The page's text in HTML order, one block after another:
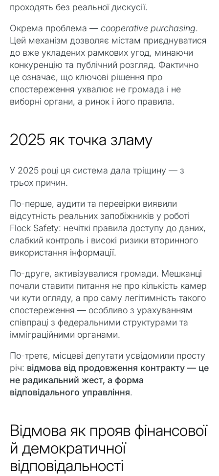
проходять без реальної дискусії.
Окрема проблема — cooperative purchasing.
Цей механізм дозволяє містам приєднуватися
до вже укладених рамкових угод, минаючи
конкуренцію та публічний розгляд. Фактично
це означає, що ключові рішення про
спостереження ухвалює не громада і не
виборні органи, а ринок і його правила.
2025 як точка зламу
У 2025 році ця система дала тріщину — з
трьох причин.
По-перше, аудити та перевірки виявили
відсутність реальних запобіжників у роботі
Flock Safety: нечіткі правила доступу до даних,
слабкий контроль і високі ризики вторинного
використання інформації.
По-друге, активізувалися громади. Мешканці
почали ставити питання не про кількість камер
чи кути огляду, а про саму легітимність такого
спостереження — особливо з урахуванням
співпраці з федеральними структурами та
імміграційними органами.
По-третє, місцеві депутати усвідомили просту
річ: відмова від продовження контракту — це
не радикальний жест, а форма
відповідального управління.
Відмова як прояв фінансової
й демократичної
відповідальності